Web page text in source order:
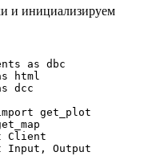
и инициализируем
as dbc
html
dcc
get_plot
Client
Input, Output